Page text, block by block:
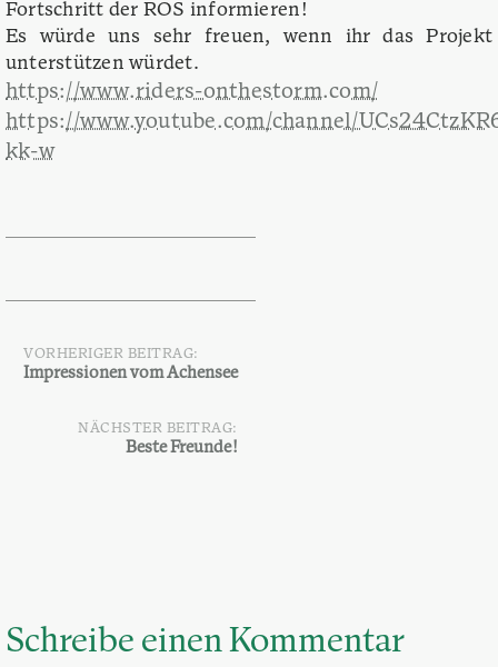
Fortschritt der ROS informieren!
Es würde uns sehr freuen, wenn ihr das Projekt
unterstützen würdet.
https://www.riders-onthestorm.com/
https://www.youtube.com/channel/
kk-w
Beitragsnavigation
VORHERIGER BEITRAG:
Impressionen vom Achensee
NÄCHSTER BEITRAG:
Beste Freunde!
Schreibe einen Kommentar